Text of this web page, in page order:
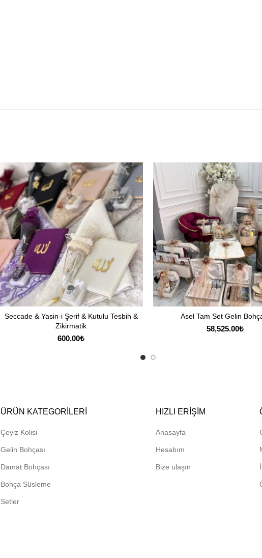
SEÇENEKLER
Seccade & Yasin-i Şerif & Kutulu Tesbih &
Zikirmatik
600.00₺
SEÇENEKLER
Asel Tam Set Gelin
58,525.00₺
ÜRÜN KATEGORILERI
Çeyiz Kolisi
Gelin Bohçası
Damat Bohçası
Bohça Süsleme
Setler
HIZLI ERIŞIM
Anasayfa
Hesabım
Bize ulaşın